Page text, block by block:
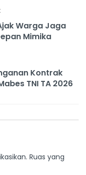
Warga Jaga
Mimika
Kontrak
TNI TA 2026
Ruas yang